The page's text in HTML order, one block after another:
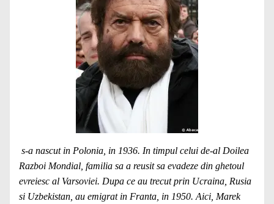
s-a nascut in Polonia, in 1936. In timpul celui de-al Doilea
Razboi Mondial, familia sa a reusit sa evadeze din ghetoul
evreiesc al Varsoviei. Dupa ce au trecut prin Ucraina, Rusia
si Uzbekistan, au emigrat in Franta, in 1950. Aici, Marek